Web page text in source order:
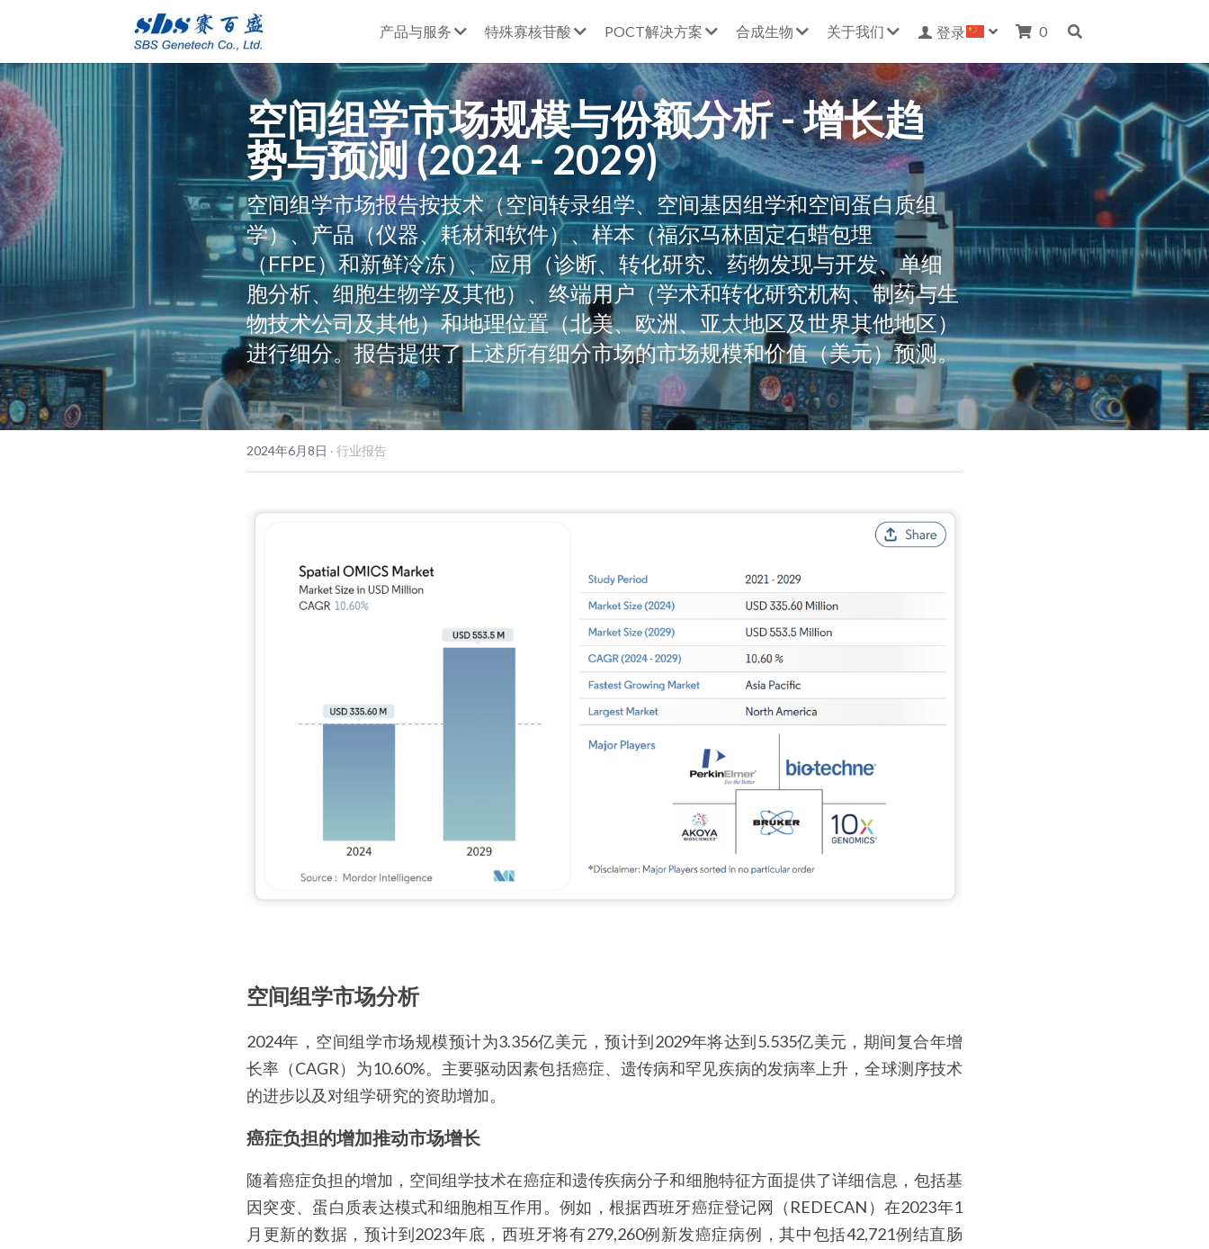
产品与服务 特殊寡核苷酸 POCT解决方案 合成生物 关于我们 登录 0
空间组学市场规模与份额分析 - 增长趋
势与预测 (2024 - 2029)
空间组学市场报告按技术（空间转录组学、空间基因组学和空间蛋白质组
学）、产品（仪器、耗材和软件）、样本（福尔马林固定石蜡包埋
（FFPE）和新鲜冷冻）、应用（诊断、转化研究、药物发现与开发、单细
胞分析、细胞生物学及其他）、终端用户（学术和转化研究机构、制药与生
物技术公司及其他）和地理位置（北美、欧洲、亚太地区及世界其他地区）
进行细分。报告提供了上述所有细分市场的市场规模和价值（美元）预测。
2024年6月8日 · 行业报告
空间组学市场分析
2024年，空间组学市场规模预计为3.356亿美元，预计到2029年将达到5.535亿美元，期间复合年增
长率（CAGR）为10.60%。主要驱动因素包括癌症、遗传病和罕见疾病的发病率上升，全球测序技术
的进步以及对组学研究的资助增加。
癌症负担的增加推动市场增长
随着癌症负担的增加，空间组学技术在癌症和遗传疾病分子和细胞特征方面提供了详细信息，包括基
因突变、蛋白质表达模式和细胞相互作用。例如，根据西班牙癌症登记网（REDECAN）在2023年1
月更新的数据，预计到2023年底，西班牙将有279,260例新发癌症病例，其中包括42,721例结直肠